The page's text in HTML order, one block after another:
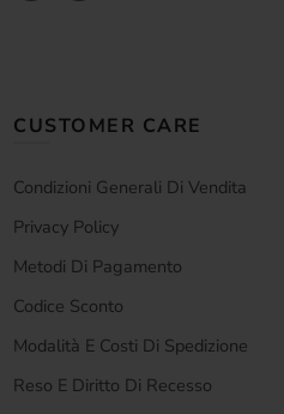
CUSTOMER CARE
Condizioni Generali Di Vendita
Privacy Policy
Metodi Di Pagamento
Codice Sconto
Modalità E Costi Di Spedizione
Reso E Diritto Di Recesso